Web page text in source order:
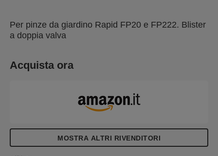
Per pinze da giardino Rapid FP20 e FP222. Blister
a doppia valva
Acquista ora
MOSTRA ALTRI RIVENDITORI